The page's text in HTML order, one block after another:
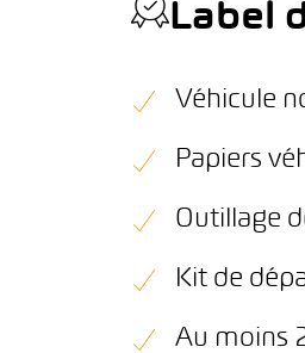
Label
Véhicule
Papiers
Outillage
Kit de
Au moins